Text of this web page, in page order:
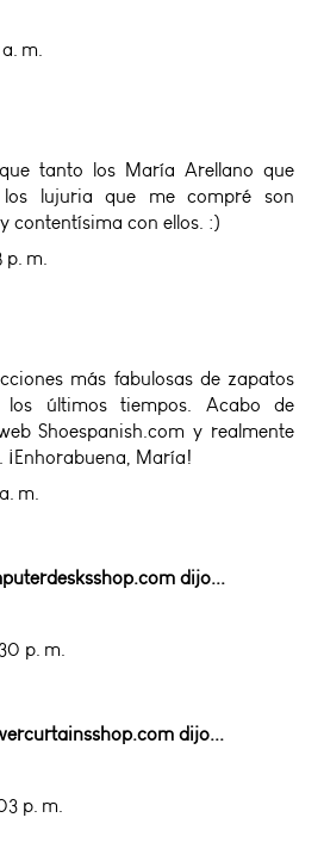
m.
tanto los María Arellano que
lujuria que me compré son
contentísima con ellos. :)
p. m.
más fabulosas de zapatos
últimos tiempos. Acabo de
Shoespanish.com y realmente
María!
m.
dijo...
p. m.
dijo...
p. m.